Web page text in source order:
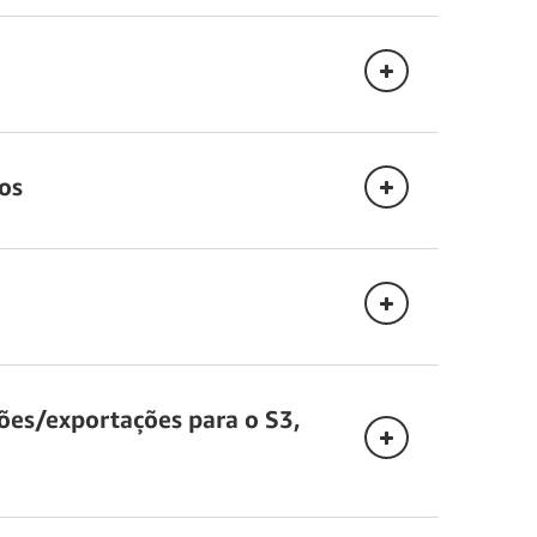
em unidades de capacidade de
exportações para o S3,